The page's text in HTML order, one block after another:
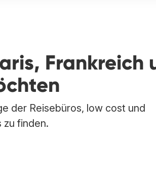
Frankreich
der Reisebüros, low cost und
zu finden.